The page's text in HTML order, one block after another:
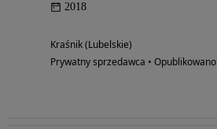
2018
Kraśnik (Lubelskie)
Prywatny sprzedawca • Opublikowano